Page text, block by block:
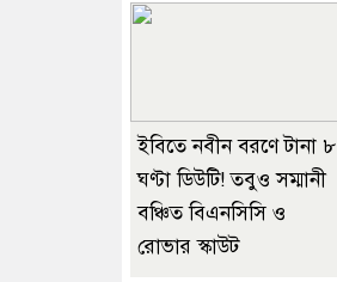
ইবিতে নবীন বরণে টানা ৮
ঘণ্টা ডিউটি! তবুও সম্মানী
বঞ্চিত বিএনসিসি ও
রোভার স্কাউট